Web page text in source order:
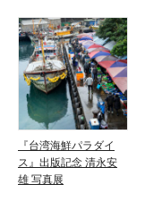
『台湾海鮮パラダイ
ス』出版記念 清永安
雄 写真展